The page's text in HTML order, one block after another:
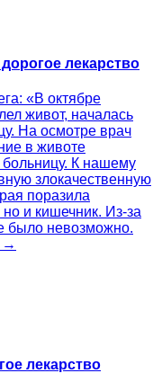
лекарство
«В октябре
живот, началась
На осмотре врач
в животе
К нашему
злокачественную
поразила
и кишечник. Из-за
было невозможно.
→
лекарство